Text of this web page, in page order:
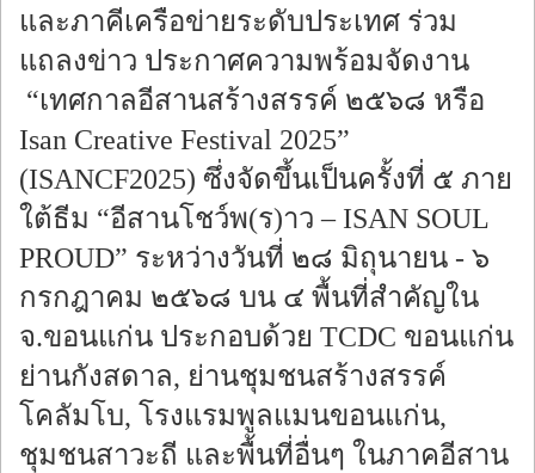
และภาคีเครือข่ายระดับประเทศ ร่วม
แถลงข่าว ประกาศความพร้อมจัดงาน
“เทศกาลอีสานสร้างสรรค์ ๒๕๖๘ หรือ
Isan Creative Festival 2025”
(ISANCF2025) ซึ่งจัดขึ้นเป็นครั้งที่ ๕ ภาย
ใต้ธีม “อีสานโชว์พ(ร)าว – ISAN SOUL
PROUD” ระหว่างวันที่ ๒๘ มิถุนายน - ๖
กรกฎาคม ๒๕๖๘ บน ๔ พื้นที่สำคัญใน
จ.ขอนแก่น ประกอบด้วย TCDC ขอนแก่น
ย่านกังสดาล, ย่านชุมชนสร้างสรรค์
โคลัมโบ, โรงแรมพูลแมนขอนแก่น,
ชุมชนสาวะถี และพื้นที่อื่นๆ ในภาคอีสาน